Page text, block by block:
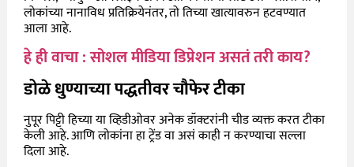
लोकांच्या नानाविध प्रतिक्रियेनंतर, तो तिच्या खात्यावरुन हटवण्यात
आला आहे.
हे ही वाचा : सोशल मीडिया डिप्रेशन असतं तरी काय?
डोळे धुण्याच्या पद्धतीवर चौफेर टीका
नुपूर पिट्टी हिच्या या व्हिडीओवर अनेक डॉक्टरांनी चीड व्यक्त करत टीका
केली आहे. आणि लोकांना हा ट्रेंड वा असं काही न करण्याचा सल्ला
दिला आहे.